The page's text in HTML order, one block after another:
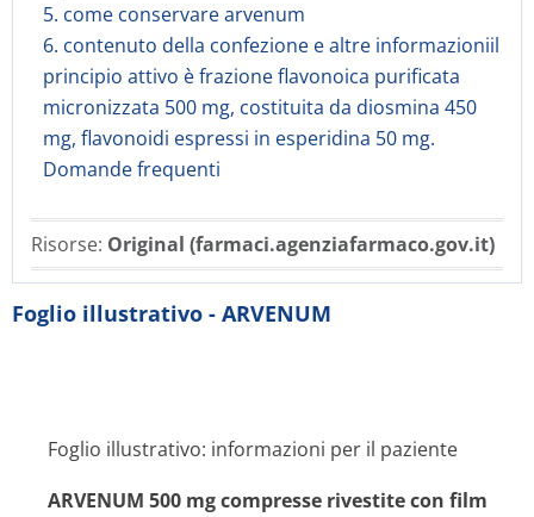
5. come conservare arvenum
6. contenuto della confezione e altre informazioniil
principio attivo è frazione flavonoica purificata
micronizzata 500 mg, costituita da diosmina 450
mg, flavonoidi espressi in esperidina 50 mg.
Domande frequenti
Risorse: Original (farmaci.agenziafarmaco.gov.it)
Foglio illustrativo - ARVENUM
Foglio illustrativo: informazioni per il paziente
ARVENUM 500 mg compresse rivestite con film